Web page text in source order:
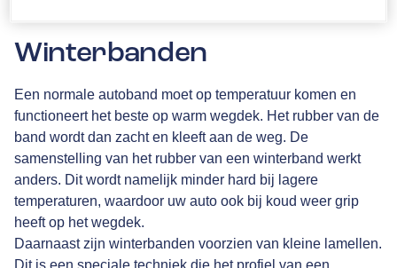
Winterbanden
Een normale autoband moet op temperatuur komen en
functioneert het beste op warm wegdek. Het rubber van de
band wordt dan zacht en kleeft aan de weg. De
samenstelling van het rubber van een winterband werkt
anders. Dit wordt namelijk minder hard bij lagere
temperaturen, waardoor uw auto ook bij koud weer grip
heeft op het wegdek.
Daarnaast zijn winterbanden voorzien van kleine lamellen.
Dit is een speciale techniek die het profiel van een